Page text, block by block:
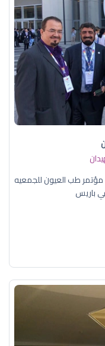
طب العيون للجمعيه
باريس